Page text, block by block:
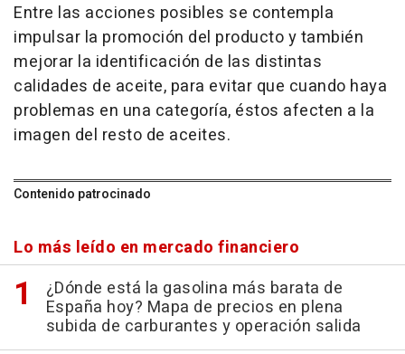
Entre las acciones posibles se contempla
impulsar la promoción del producto y también
mejorar la identificación de las distintas
calidades de aceite, para evitar que cuando haya
problemas en una categoría, éstos afecten a la
imagen del resto de aceites.
Contenido patrocinado
Lo más leído en mercado financiero
¿Dónde está la gasolina más barata de
España hoy? Mapa de precios en plena
subida de carburantes y operación salida